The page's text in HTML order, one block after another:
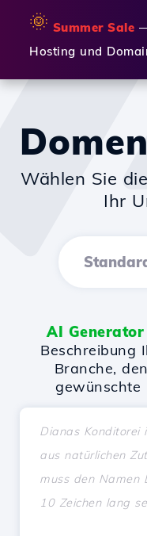
🌞 Summer Sale
Hosting und
Wählen Sie die
Ihr
AI Generator
Beschreibung
Branche,
gewünschte